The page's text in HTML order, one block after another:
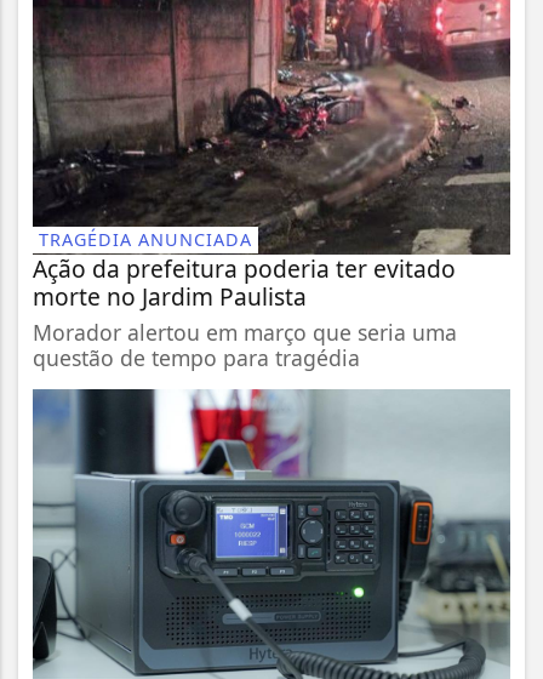
TRAGÉDIA ANUNCIADA
Ação da prefeitura poderia ter evitado
morte no Jardim Paulista
Morador alertou em março que seria uma
questão de tempo para tragédia